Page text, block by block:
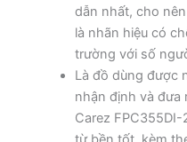
dẫn nhất, cho
là nhãn hiệu có
trường với số
Là đồ dùng được
nhận định và đưa
Carez